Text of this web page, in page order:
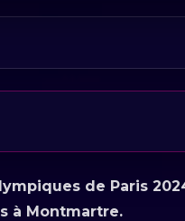
de Paris
à Montmartre.